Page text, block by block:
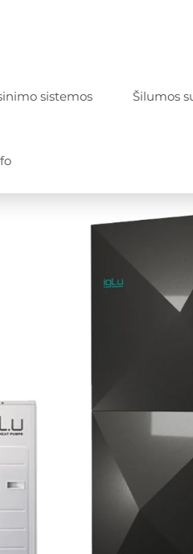
sistemos Šilumos